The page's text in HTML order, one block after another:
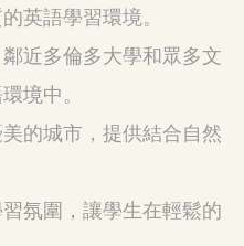
英語學習環境。
鄰近多倫多大學和眾多文
境中。
美的城市，提供結合自然
習氛圍，讓學生在輕鬆的